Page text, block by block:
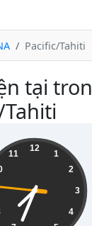
Pacific/Tahiti
tại
12
1
2
3
4
11